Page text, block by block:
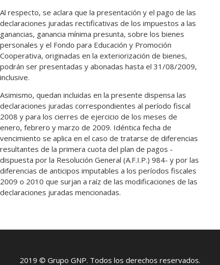
Al respecto, se aclara que la presentación y el pago de las
declaraciones juradas rectificativas de los impuestos a las
ganancias, ganancia mínima presunta, sobre los bienes
personales y el Fondo para Educación y Promoción
Cooperativa, originadas en la exteriorización de bienes,
podrán ser presentadas y abonadas hasta el 31/08/2009,
inclusive.
Asimismo, quedan incluidas en la presente dispensa las
declaraciones juradas correspondientes al período fiscal
2008 y para los cierres de ejercicio de los meses de
enero, febrero y marzo de 2009. Idéntica fecha de
vencimiento se aplica en el caso de tratarse de diferencias
resultantes de la primera cuota del plan de pagos -
dispuesta por la Resolución General (A.F.I.P.) 984- y por las
diferencias de anticipos imputables a los períodos fiscales
2009 o 2010 que surjan a raíz de las modificaciones de las
declaraciones juradas mencionadas.
2019 © Grupo GNP. Todos los derechos reservados.